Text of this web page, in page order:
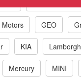
GEO
KIA
Mercury MINI